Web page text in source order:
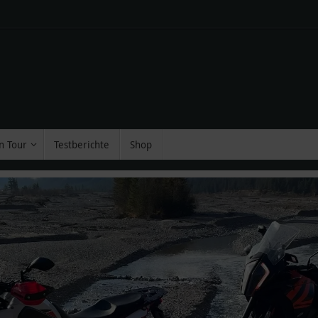
Tour Testberichte Shop